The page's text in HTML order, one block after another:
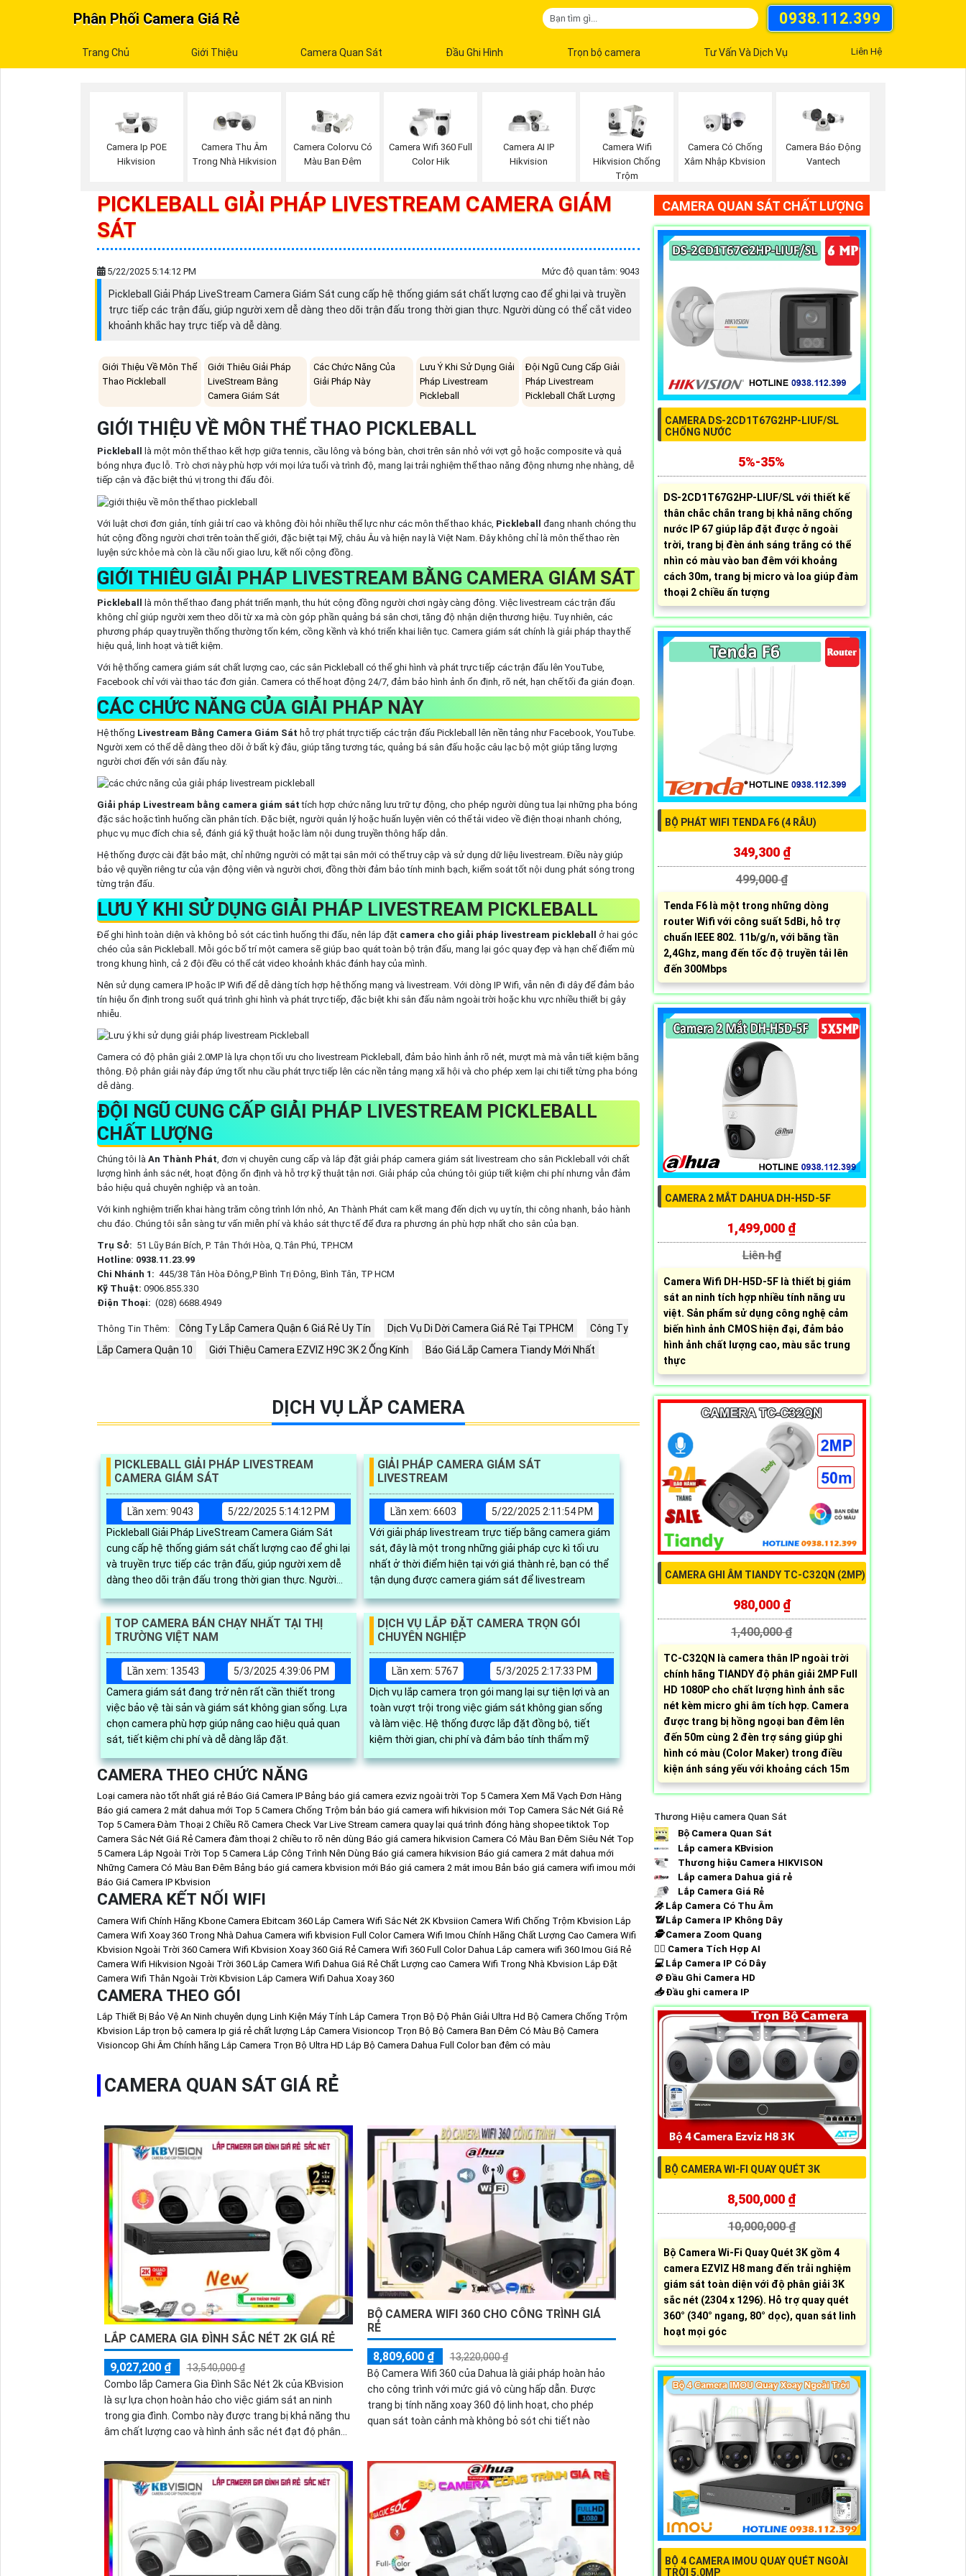
Phân Phối Camera Giá Rẻ 0938.112.399
Trang Chủ Giới Thiệu Camera Quan Sát Đầu Ghi Hình Trọn bộ camera Tư Vấn Và Dịch Vụ Liên Hệ
Camera Ip POE
Hikvision
Camera Thu Âm
Trong Nhà Hikvision
Camera Colorvu Có
Màu Ban Đêm
Camera Wifi 360 Full
Color Hik
Camera AI IP
Hikvision
Camera Wifi
Hikvision Chống
Trộm
Camera Có Chống
Xâm Nhập Kbvision
Camera Báo Động
Vantech
PICKLEBALL GIẢI PHÁP LIVESTREAM CAMERA GIÁM
SÁT
5/22/2025 5:14:12 PM Mức độ quan tâm: 9043
Pickleball Giải Pháp LiveStream Camera Giám Sát cung cấp hệ thống giám sát chất lượng cao để ghi lại và truyền
trực tiếp các trận đấu, giúp người xem dễ dàng theo dõi trận đấu trong thời gian thực. Người dùng có thể cắt video
khoảnh khắc hay trực tiếp và dễ dàng.
Giới Thiệu Về Môn Thể
Thao Pickleball
Giới Thiêu Giải Pháp
LiveStream Bằng
Camera Giám Sát
Các Chức Năng Của
Giải Pháp Này
Lưu Ý Khi Sử Dụng Giải
Pháp Livestream
Pickleball
Đội Ngũ Cung Cấp Giải
Pháp Livestream
Pickleball Chất Lượng
GIỚI THIỆU VỀ MÔN THỂ THAO PICKLEBALL
Pickleball
là một môn thể thao kết hợp giữa tennis, cầu lông và bóng bàn, chơi trên sân nhỏ với vợt gỗ hoặc composite và quả
bóng nhựa đục lỗ. Trò chơi này phù hợp với mọi lứa tuổi và trình độ, mang lại trải nghiệm thể thao năng động nhưng nhẹ nhàng, dễ
tiếp cận và đặc biệt thú vị trong thi đấu đôi.
Với luật chơi đơn giản, tính giải trí cao và không đòi hỏi nhiều thể lực như các môn thể thao khác, Pickleball đang nhanh chóng thu
hút cộng đồng người chơi trên toàn thế giới, đặc biệt tại Mỹ, châu Âu và hiện nay là Việt Nam. Đây không chỉ là môn thể thao rèn
luyện sức khỏe mà còn là cầu nối giao lưu, kết nối cộng đồng.
GIỚI THIÊU GIẢI PHÁP LIVESTREAM BẰNG CAMERA GIÁM SÁT
Pickleball
là môn thể thao đang phát triển mạnh, thu hút cộng đồng người chơi ngày càng đông. Việc livestream các trận đấu
không chỉ giúp người xem theo dõi từ xa mà còn góp phần quảng bá sân chơi, tăng độ nhận diện thương hiệu. Tuy nhiên, các
phương pháp quay truyền thống thường tốn kém, cồng kềnh và khó triển khai liên tục. Camera giám sát chính là giải pháp thay thế
hiệu quả, linh hoạt và tiết kiệm.
Với hệ thống camera giám sát chất lượng cao, các sân Pickleball có thể ghi hình và phát trực tiếp các trận đấu lên YouTube,
Facebook chỉ với vài thao tác đơn giản. Camera có thể hoạt động 24/7, đảm bảo hình ảnh ổn định, rõ nét, hạn chế tối đa gián đoạn.
CÁC CHỨC NĂNG CỦA GIẢI PHÁP NÀY
Hệ thống Livestream Bằng Camera Giám Sát hỗ trợ phát trực tiếp các trận đấu Pickleball lên nền tảng như Facebook, YouTube.
Người xem có thể dễ dàng theo dõi ở bất kỳ đâu, giúp tăng tương tác, quảng bá sân đấu hoặc câu lạc bộ một giúp tăng lượng
người chơi đến với sân đấu này.
Giải pháp Livestream bằng camera giám sát tích hợp chức năng lưu trữ tự động, cho phép người dùng tua lại những pha bóng
đặc sắc hoặc tình huống cần phân tích. Đặc biệt, người quản lý hoặc huấn luyện viên có thể tải video về điện thoại nhanh chóng,
phục vụ mục đích chia sẻ, đánh giá kỹ thuật hoặc làm nội dung truyền thông hấp dẫn.
Hệ thống được cài đặt bảo mật, chỉ những người có mặt tại sân mới có thể truy cập và sử dụng dữ liệu livestream. Điều này giúp
bảo vệ quyền riêng tư của vận động viên và người chơi, đồng thời đảm bảo tính minh bạch, kiểm soát tốt nội dung phát sóng trong
từng trận đấu.
LƯU Ý KHI SỬ DỤNG GIẢI PHÁP LIVESTREAM PICKLEBALL
Để ghi hình toàn diện và không bỏ sót các tình huống thi đấu, nên lắp đặt camera cho giải pháp livestream pickleball ở hai góc
chéo của sân Pickleball. Mỗi góc bố trí một camera sẽ giúp bao quát toàn bộ trận đấu, mang lại góc quay đẹp và hạn chế điểm mù
trong khung hình, cả 2 đội đều có thể cắt video khoảnh khắc đánh hay của mình.
Nên sử dụng camera IP hoặc IP Wifi để dễ dàng tích hợp hệ thống mạng và livestream. Với dòng IP Wifi, vẫn nên đi dây để đảm bảo
tín hiệu ổn định trong suốt quá trình ghi hình và phát trực tiếp, đặc biệt khi sân đấu nằm ngoài trời hoặc khu vực nhiều thiết bị gây
nhiễu.
Camera có độ phân giải 2.0MP là lựa chọn tối ưu cho livestream Pickleball, đảm bảo hình ảnh rõ nét, mượt mà mà vẫn tiết kiệm băng
thông. Độ phân giải này đáp ứng tốt nhu cầu phát trực tiếp lên các nền tảng mạng xã hội và cho phép xem lại chi tiết từng pha bóng
dễ dàng.
ĐỘI NGŨ CUNG CẤP GIẢI PHÁP LIVESTREAM PICKLEBALL
CHẤT LƯỢNG
Chúng tôi là An Thành Phát , đơn vị chuyên cung cấp và lắp đặt giải pháp camera giám sát livestream cho sân Pickleball với chất
lượng hình ảnh sắc nét, hoạt động ổn định và hỗ trợ kỹ thuật tận nơi. Giải pháp của chúng tôi giúp tiết kiệm chi phí nhưng vẫn đảm
bảo hiệu quả chuyên nghiệp và an toàn.
Với kinh nghiệm triển khai hàng trăm công trình lớn nhỏ, An Thành Phát cam kết mang đến dịch vụ uy tín, thi công nhanh, bảo hành
chu đáo. Chúng tôi sẵn sàng tư vấn miễn phí và khảo sát thực tế để đưa ra phương án phù hợp nhất cho sân của bạn.
Trụ Sở: 51 Lũy Bán Bích, P. Tân Thới Hòa, Q.Tân Phú, TP.HCM
Hotline: 0938.11.23.99
Chi Nhánh 1: 445/38 Tân Hòa Đông,P Bình Trị Đông, Bình Tân, TP HCM
Kỹ Thuật: 0906.855.330
Điện Thoại: (028) 6688.4949
Thông Tin Thêm: Công Ty Lắp Camera Quận 6 Giá Rẻ Uy Tín Dịch Vụ Di Dời Camera Giá Rẻ Tại TPHCM
Công Ty
Lắp Camera Quận 10
Giới Thiệu Camera EZVIZ H9C 3K 2 Ống Kính Báo Giá Lắp Camera Tiandy Mới Nhất
DỊCH VỤ LẮP CAMERA
PICKLEBALL GIẢI PHÁP LIVESTREAM
CAMERA GIÁM SÁT
Lần xem: 9043
5/22/2025 5:14:12 PM
Pickleball Giải Pháp LiveStream Camera Giám Sát
cung cấp hệ thống giám sát chất lượng cao để ghi lại
và truyền trực tiếp các trận đấu, giúp người xem dễ
dàng theo dõi trận đấu trong thời gian thực. Người
dùng có thể cắt video khoảnh khắc hay trực tiếp và
dễ dàng
GIẢI PHÁP CAMERA GIÁM SÁT
LIVESTREAM
Lần xem: 6603
5/22/2025 2:11:54 PM
Với giải pháp livestream trực tiếp bằng camera giám
sát, đây là một trong những giải pháp cực kì tối ưu
nhất ở thời điểm hiện tại với giá thành rẻ, bạn có thể
tận dụng được camera giám sát để livestream
TOP CAMERA BÁN CHẠY NHẤT TẠI THỊ
TRƯỜNG VIỆT NAM
Lần xem: 13543
5/3/2025 4:39:06 PM
Camera giám sát đang trở nên rất cần thiết trong
việc bảo vệ tài sản và giám sát không gian sống. Lựa
chọn camera phù hợp giúp nâng cao hiệu quả quan
sát, tiết kiệm chi phí và dễ dàng lắp đặt.
DỊCH VỤ LẮP ĐẶT CAMERA TRỌN GÓI
CHUYÊN NGHIỆP
Lần xem: 5767
5/3/2025 2:17:33 PM
Dịch vụ lắp camera trọn gói mang lại sự tiện lợi và an
toàn vượt trội trong việc giám sát không gian sống
và làm việc. Hệ thống được lắp đặt đồng bộ, tiết
kiệm thời gian, chi phí và đảm bảo tính thẩm mỹ
CAMERA THEO CHỨC NĂNG
Loại camera nào tốt nhất giá rẻ Báo Giá Camera IP Bảng báo giá camera ezviz ngoài trời Top 5 Camera Xem Mã Vạch Đơn Hàng
Báo giá camera 2 mắt dahua mới Top 5 Camera Chống Trộm bản báo giá camera wifi hikvision mới Top Camera Sắc Nét Giá Rẻ
Top 5 Camera Đàm Thoại 2 Chiều Rõ Camera Check Var Live Stream camera quay lại quá trình đóng hàng shopee tiktok Top
Camera Sắc Nét Giá Rẻ Camera đàm thoại 2 chiều to rõ nên dùng Báo giá camera hikvision Camera Có Màu Ban Đêm Siêu Nét Top
5 Camera Lắp Ngoài Trời Top 5 Camera Lắp Công Trình Nên Dùng Báo giá camera hikvision Báo giá camera 2 mắt dahua mới
Những Camera Có Màu Ban Đêm Bảng báo giá camera kbvision mới Báo giá camera 2 mắt imou Bản báo giá camera wifi imou mới
Báo Giá Camera IP Kbvision
CAMERA KẾT NỐI WIFI
Camera Wifi Chính Hãng Kbone Camera Ebitcam 360 Lắp Camera Wifi Sắc Nét 2K Kbvsiion Camera Wifi Chống Trộm Kbvision Lắp
Camera Wifi Xoay 360 Trong Nhà Dahua Camera wifi kbvision Full Color Camera Wifi Imou Chính Hãng Chất Lượng Cao Camera Wifi
Kbvision Ngoài Trời 360 Camera Wifi Kbvision Xoay 360 Giá Rẻ Camera Wifi 360 Full Color Dahua Lắp camera wifi 360 Imou Giá Rẻ
Camera Wifi Hikvision Ngoài Trời 360 Lắp Camera Wifi Dahua Giá Rẻ Chất Lượng cao Camera Wifi Trong Nhà Kbvision Lắp Đặt
Camera Wifi Thân Ngoài Trời Kbvision Lắp Camera Wifi Dahua Xoay 360
CAMERA THEO GÓI
Lắp Thiết Bị Bảo Vệ An Ninh chuyên dụng Linh Kiện Máy Tính Lắp Camera Trọn Bộ Độ Phân Giải Ultra Hd Bộ Camera Chống Trộm
Kbvision Lắp trọn bộ camera Ip giá rẻ chất lượng Lắp Camera Visioncop Trọn Bộ Bộ Camera Ban Đêm Có Màu Bộ Camera
Visioncop Ghi Âm Chính hãng Lắp Camera Trọn Bộ Ultra HD Lắp Bộ Camera Dahua Full Color ban đêm có màu
CAMERA QUAN SÁT GIÁ RẺ
LẮP CAMERA GIA ĐÌNH SẮC NÉT 2K GIÁ RẺ
9,027,200 ₫
13,540,000 ₫
Combo lắp Camera Gia Đình Sắc Nét 2k của KBvision
là sự lựa chọn hoàn hảo cho việc giám sát an ninh
trong gia đình. Combo này được trang bị khả năng thu
âm chất lượng cao và hình ảnh sắc nét đạt độ phân
BỘ CAMERA WIFI 360 CHO CÔNG TRÌNH GIÁ
RẺ
8,809,600 ₫
13,220,000 ₫
Bộ Camera Wifi 360 của Dahua là giải pháp hoàn hảo
cho công trình với mức giá vô cùng hấp dẫn. Được
trang bị tính năng xoay 360 độ linh hoạt, cho phép
quan sát toàn cảnh mà không bỏ sót chi tiết nào
CAMERA QUAN SÁT CHẤT LƯỢNG
CAMERA DS-2CD1T67G2HP-LIUF/SL
CHỐNG NƯỚC
5%-35%
DS-2CD1T67G2HP-LIUF/SL với thiết kế
thân chắc chắn trang bị khả năng chống
nước IP 67 giúp lắp đặt được ở ngoài
trời, trang bị đèn ánh sáng trắng có thể
nhìn có màu vào ban đêm với khoảng
cách 30m, trang bị micro và loa giúp đàm
thoại 2 chiều ấn tượng
BỘ PHÁT WIFI TENDA F6 (4 RÂU)
349,300 ₫
499,000 ₫
Tenda F6 là một trong những dòng
router Wifi với công suất 5dBi, hỗ trợ
chuẩn IEEE 802. 11b/g/n, với băng tần
2,4Ghz, mang đến tốc độ truyền tải lên
đến 300Mbps
CAMERA 2 MẮT DAHUA DH-H5D-5F
1,499,000 ₫
Liên h₫
Camera Wifi DH-H5D-5F là thiết bị giám
sát an ninh tích hợp nhiều tính năng ưu
việt. Sản phẩm sử dụng công nghệ cảm
biến hình ảnh CMOS hiện đại, đảm bảo
hình ảnh chất lượng cao, màu sắc trung
thực
CAMERA GHI ÂM TIANDY TC-C32QN (2MP)
980,000 ₫
1,400,000 ₫
TC-C32QN là camera thân IP ngoài trời
chính hãng TIANDY độ phân giải 2MP Full
HD 1080P cho chất lượng hình ảnh sắc
nét kèm micro ghi âm tích hợp. Camera
được trang bị hồng ngoại ban đêm lên
đến 50m cùng 2 đèn trợ sáng giúp ghi
hình có màu (Color Maker) trong điều
kiện ánh sáng yếu với khoảng cách 15m
Thương Hiệu camera Quan Sát
Bộ Camera Quan Sát
Lắp camera KBvision
Thương hiệu Camera HIKVISON
Lắp camera Dahua giá rẻ
Lắp Camera Giá Rẻ
️🎤️ Lắp Camera Có Thu Âm
📶Lắp Camera IP Không Dây
🕵️Camera Zoom Quang
🧛‍♀️ Camera Tích Hợp AI
💻Lắp Camera IP Có Dây
⚙️Đầu Ghi Camera HD
📥Đầu ghi camera IP
BỘ CAMERA WI-FI QUAY QUÉT 3K
8,500,000 ₫
10,000,000 ₫
Bộ Camera Wi-Fi Quay Quét 3K gồm 4
camera EZVIZ H8 mang đến trải nghiệm
giám sát toàn diện với độ phân giải 3K
sắc nét (2304 x 1296). Hỗ trợ quay quét
360° (340° ngang, 80° dọc), quan sát linh
hoạt mọi góc
BỘ 4 CAMERA IMOU QUAY QUÉT NGOÀI
TRỜI 5.0MP